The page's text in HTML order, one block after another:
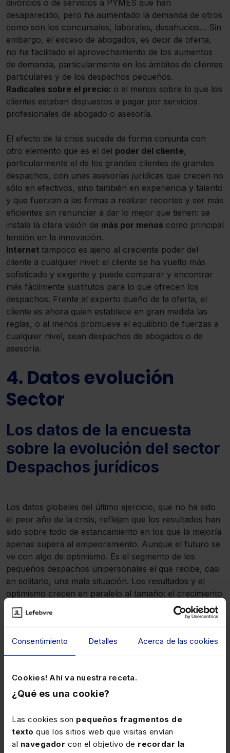
Consentimiento Detalles Acerca de las cookies
Cookies! Ahí va nuestra receta.
¿Qué es una cookie?
Las cookies son pequeños fragmentos de
texto que los sitios web que visitas envían
al navegador con el objetivo de recordar la
divorcios o de servicios a PYMES que han
desaparecido, pero ha aumentado la demanda de otros
como son los concursales, laborales, desahucios… Sin
embargo, el exceso de abogados, es decir de oferta,
no ha facilitado el aprovechamiento de los aumentos
de demanda, particularmente en los ámbitos de clientes
particulares y de los despachos pequeños.
Radicales sobre el precio: o al menos sobre lo que los
clientes estaban dispuestos a pagar por servicios
profesionales de abogado o asesoría.
El efecto de la crisis sucede de forma conjunta con
otro elemento que es el del poder del cliente,
particularmente el de los grandes clientes de grandes
despachos, con unas asesorías jurídicas que crecen no
sólo en efectivos, sino también en experiencia y talento
y que fuerzan a las firmas a realizar recortes y ser más
eficientes sin renunciar a dar lo mejor que tienen: se
instala la clara visión de más por menos como principal
tensión en la innovación.
Internet tampoco es ajeno al creciente poder del
cliente a cualquier nivel: el cliente se ha vuelto más
sofisticado y exigente y puede comparar y encontrar
más fácilmente sustitutos para lo que ofrecen los
despachos. Frente al experto dueño de la oferta, el
cliente es ahora quien establece en gran medida las
reglas, o al menos promueve el equilibrio de fuerzas a
cualquier nivel, sean despachos de abogados o de
asesoría.
4. Datos evolución
Sector
Los datos de la encuesta
sobre la evolución del sector
Despachos jurídicos
Los datos globales del último ejercicio, que no ha sido
el peor año de la crisis, reflejan que los resultados han
sido sobre todo de estancamiento en los que la mejoría
apenas supera al empeoramiento. Aunque el futuro se
ve con algo de optimismo. Es el segmento de los
pequeños despachos unipersonales el que recibe, casi
en solitario, una mala situación. Los resultados y el
optimismo crecen en paralelo al tamaño: el crecimiento
de las grandes empresas a las que responden más los
grandes despachos lo habría permitido.